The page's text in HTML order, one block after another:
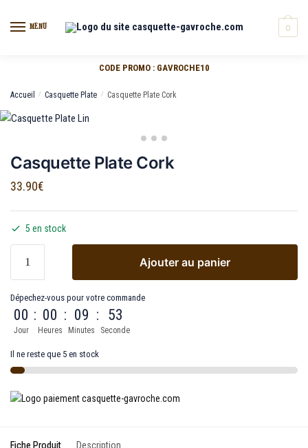
MENU 0
CODE PROMO : GAVROCHE10
Accueil / Casquette Plate / Casquette Plate Cork
Casquette Plate Cork
33.90€
5 en stock
Ajouter au panier
Dépechez-vous pour votre commande
00
Jour
: 00
Heures
: 09
Minutes
: 53
Seconde
Il ne reste que 5 en stock
Fiche Produit Description